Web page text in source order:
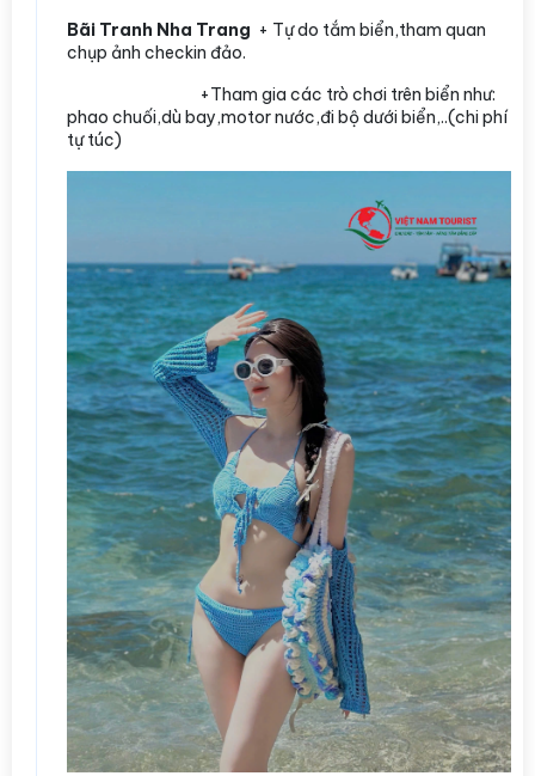
Bãi Tranh Nha Trang + Tự do tắm biển,tham quan
chụp ảnh checkin đảo.
+Tham gia các trò chơi trên biển như:
phao chuối,dù bay,motor nước,đi bộ dưới biển,..(chi phí
tự túc)